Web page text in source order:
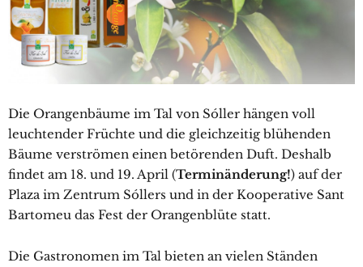
Die Orangenbäume im Tal von Sóller hängen voll
leuchtender Früchte und die gleichzeitig blühenden
Bäume verströmen einen betörenden Duft. Deshalb
findet am 18. und 19. April (Terminänderung!) auf der
Plaza im Zentrum Sóllers und in der Kooperative Sant
Bartomeu das Fest der Orangenblüte statt.
Die Gastronomen im Tal bieten an vielen Ständen